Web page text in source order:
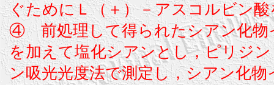
ぐためにＬ（＋）－アスコルビン
④ 前処理して得られたシアン化物
を加えて塩化シアンとし，ピリジ
ン吸光光度法で測定し，シアン化